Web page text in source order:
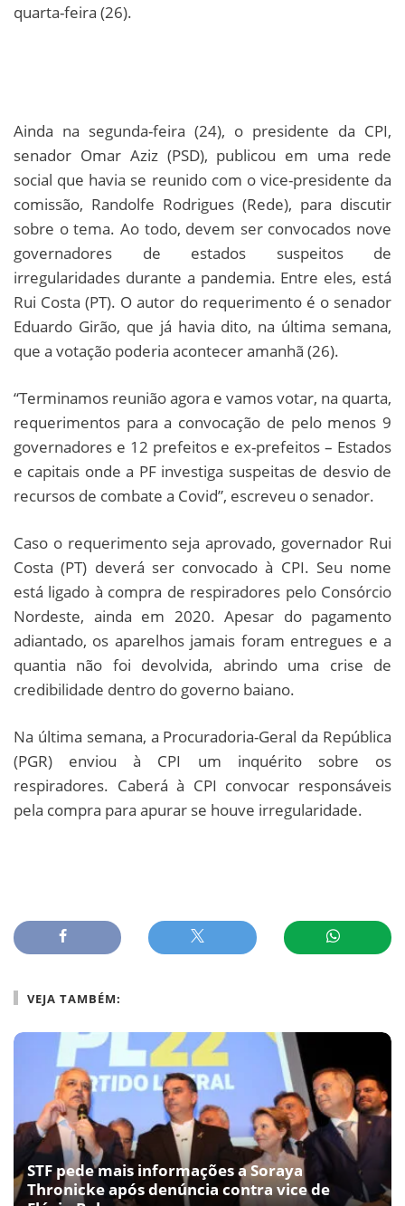
quarta-feira (26).
Ainda na segunda-feira (24), o presidente da CPI,
senador Omar Aziz (PSD), publicou em uma rede
social que havia se reunido com o vice-presidente da
comissão, Randolfe Rodrigues (Rede), para discutir
sobre o tema. Ao todo, devem ser convocados nove
governadores de estados suspeitos de
irregularidades durante a pandemia. Entre eles, está
Rui Costa (PT). O autor do requerimento é o senador
Eduardo Girão, que já havia dito, na última semana,
que a votação poderia acontecer amanhã (26).
“Terminamos reunião agora e vamos votar, na quarta,
requerimentos para a convocação de pelo menos 9
governadores e 12 prefeitos e ex-prefeitos – Estados
e capitais onde a PF investiga suspeitas de desvio de
recursos de combate a Covid”, escreveu o senador.
Caso o requerimento seja aprovado, governador Rui
Costa (PT) deverá ser convocado à CPI. Seu nome
está ligado à compra de respiradores pelo Consórcio
Nordeste, ainda em 2020. Apesar do pagamento
adiantado, os aparelhos jamais foram entregues e a
quantia não foi devolvida, abrindo uma crise de
credibilidade dentro do governo baiano.
Na última semana, a Procuradoria-Geral da República
(PGR) enviou à CPI um inquérito sobre os
respiradores. Caberá à CPI convocar responsáveis
pela compra para apurar se houve irregularidade.
VEJA TAMBÉM:
STF pede mais informações a Soraya
Thronicke após denúncia contra vice de